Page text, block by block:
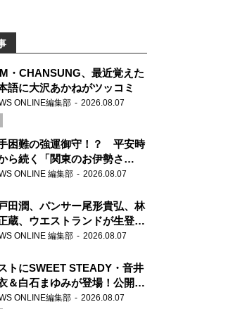
・CHANSUNG、最近覚えた
語に大沢あかねがツッコミ
ONLINE編集部 2026.08.07
困難の強運御守！？ 平安時
ら続く「関東のお伊勢さ
、芝大神宮にてランパンプス
ONLINE 編集部 2026.08.07
田潤、パンサー尾形貴弘、林
蔵、ウエストランドが生登
『ラジオビバリー昼ズ』
ONLINE 編集部 2026.08.07
トにSWEET STEADY・音井
＆白石まゆみが登場！公開収
素顔全開！
ONLINE編集部 2026.08.07